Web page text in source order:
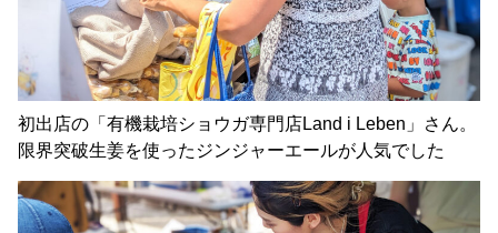
初出店の「有機栽培ショウガ専門店Land i Leben」さん。
限界突破生姜を使ったジンジャーエールが人気でした